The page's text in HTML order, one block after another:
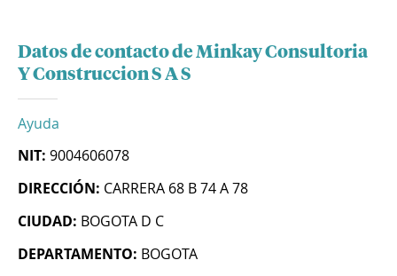
Datos de contacto de Minkay Consultoria
Y Construccion S A S
Ayuda
NIT: 9004606078
DIRECCIÓN: CARRERA 68 B 74 A 78
CIUDAD: BOGOTA D C
DEPARTAMENTO: BOGOTA